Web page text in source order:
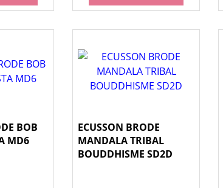
BOB
MD6
ECUSSON BRODE
MANDALA TRIBAL
BOUDDHISME SD2D